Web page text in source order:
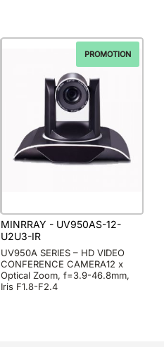
PROMOTION
MINRRAY - UV950AS-12-
U2U3-IR
UV950A SERIES – HD VIDEO
CONFERENCE CAMERA12 x
Optical Zoom, f=3.9-46.8mm,
Iris F1.8-F2.4